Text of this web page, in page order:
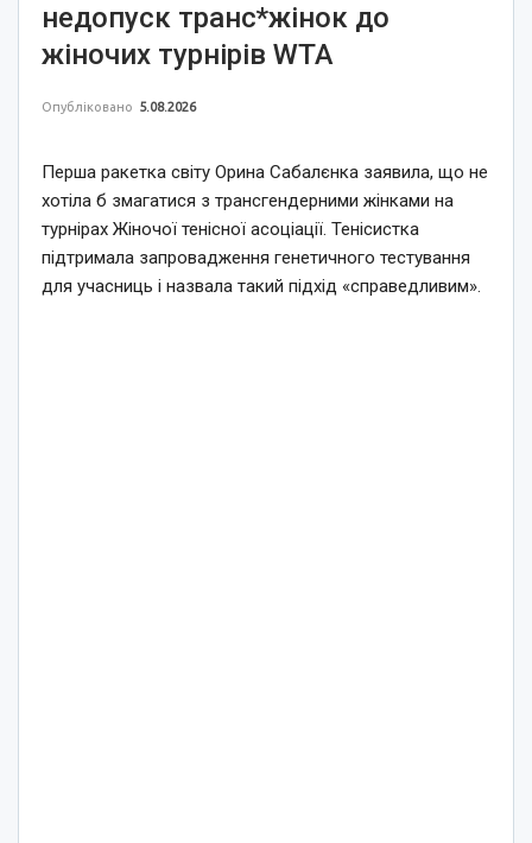
недопуск транс*жінок до
жіночих турнірів WTA
Опубліковано 5.08.2026
Перша ракетка світу Орина Сабалєнка заявила, що не
хотіла б змагатися з трансгендерними жінками на
турнірах Жіночої тенісної асоціації. Тенісистка
підтримала запровадження генетичного тестування
для учасниць і назвала такий підхід «справедливим».